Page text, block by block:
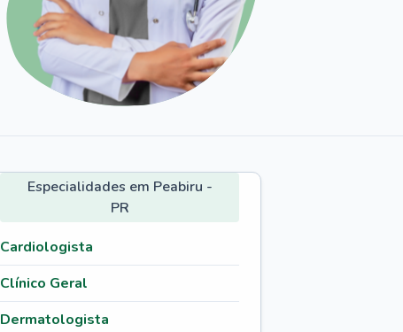
Especialidades em Peabiru -
PR
Cardiologista
Clínico Geral
Dermatologista